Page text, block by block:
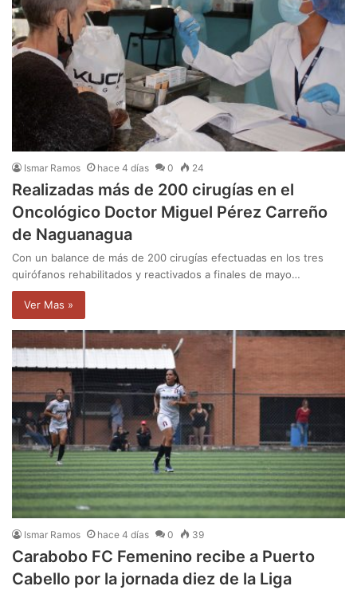
Ismar Ramos hace 4 días 0 24
Realizadas más de 200 cirugías en el
Oncológico Doctor Miguel Pérez Carreño
de Naguanagua
Con un balance de más de 200 cirugías efectuadas en los tres
quirófanos rehabilitados y reactivados a finales de mayo…
Ver Mas »
Ismar Ramos hace 4 días 0 39
Carabobo FC Femenino recibe a Puerto
Cabello por la jornada diez de la Liga